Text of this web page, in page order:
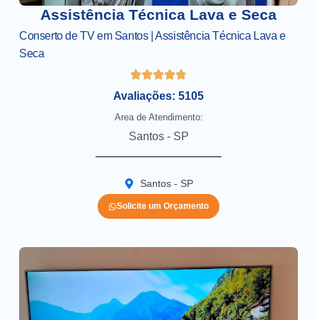
Assistência Técnica Lava e Seca
Conserto de TV em Santos | Assistência Técnica Lava e
Seca
Avaliações: 5105
Area de Atendimento:
Santos - SP
Santos - SP
Solicite um Orçamento